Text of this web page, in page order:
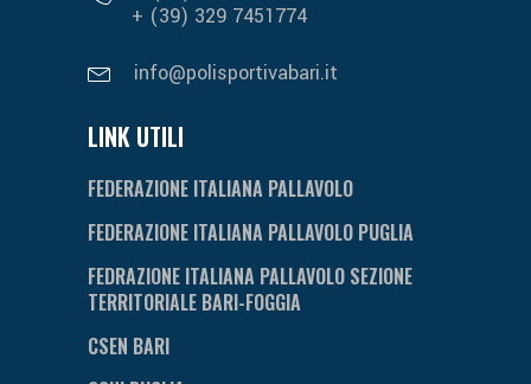
+ (39) 329 7451774
info@polisportivabari.it
LINK UTILI
FEDERAZIONE ITALIANA PALLAVOLO
FEDERAZIONE ITALIANA PALLAVOLO PUGLIA
FEDRAZIONE ITALIANA PALLAVOLO SEZIONE
TERRITORIALE BARI-FOGGIA
CSEN BARI